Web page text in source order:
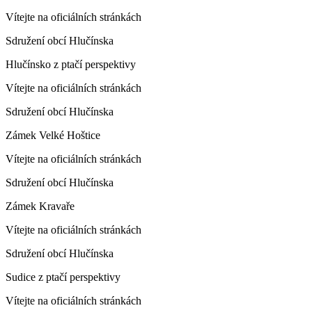
Vítejte na oficiálních stránkách
Sdružení obcí Hlučínska
Hlučínsko z ptačí perspektivy
Vítejte na oficiálních stránkách
Sdružení obcí Hlučínska
Zámek Velké Hoštice
Vítejte na oficiálních stránkách
Sdružení obcí Hlučínska
Zámek Kravaře
Vítejte na oficiálních stránkách
Sdružení obcí Hlučínska
Sudice z ptačí perspektivy
Vítejte na oficiálních stránkách